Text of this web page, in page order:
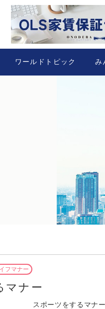
ワールドトピック み
フマナー
マナー
スポーツをするマナ